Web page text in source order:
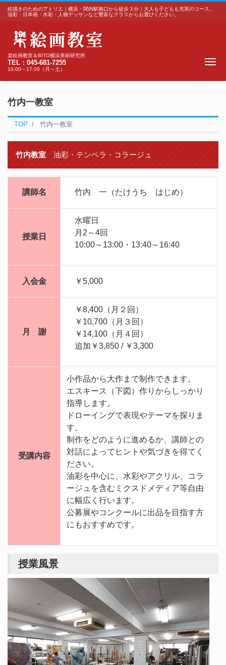
絵描きのためのアトリエ｜横浜・関内駅南口から徒歩３分｜大人も子どもも充実のコース。
油彩・日本画・水彩・人物デッサンなど豊富なクラスからお選びください。
楽絵画教室＆BITO横浜美術研究所
TEL：045-681-7255
10:00～17:00（月～土）
竹内一教室
TOP 竹内一教室
竹内教室 油彩・テンペラ・コラージュ
講師名 竹内 一（たけうち はじめ）
授業日
水曜日
月2～4回
10:00～13:00・13:40～16:40
入会金 ￥5,000
月 謝
￥8,400（月２回）
￥10,700（月３回）
￥14,100（月４回）
追加￥3,850 / ￥3,300
受講内容
小作品から大作まで制作できます。
エスキース（下図）作りからしっかり
指導します。
ドローイングで表現やテーマを探りま
す。
制作をどのように進めるか、講師との
対話によってヒントや気づきを得てく
ださい。
油彩を中心に、水彩やアクリル、コラ
ージュを含むミクスドメディア等自由
に幅広く行います。
公募展やコンクールに出品を目指す方
にもおすすめです。
授業風景